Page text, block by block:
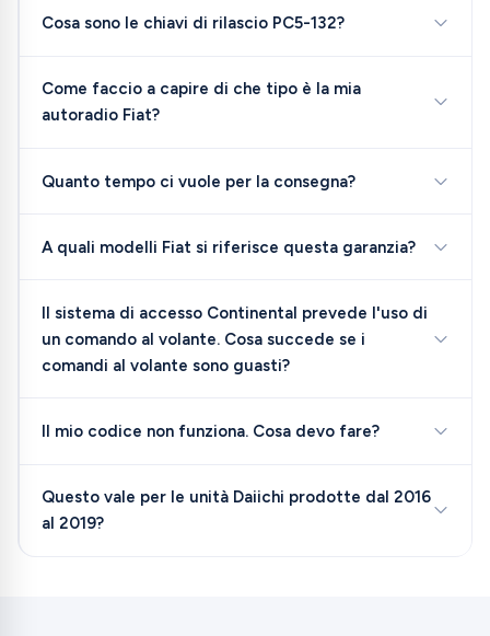
Cosa sono le chiavi di rilascio PC5-132?
Come faccio a capire di che tipo è la mia
autoradio Fiat?
Quanto tempo ci vuole per la consegna?
A quali modelli Fiat si riferisce questa garanzia?
Il sistema di accesso Continental prevede l'uso di
un comando al volante. Cosa succede se i
comandi al volante sono guasti?
Il mio codice non funziona. Cosa devo fare?
Questo vale per le unità Daiichi prodotte dal 2016
al 2019?